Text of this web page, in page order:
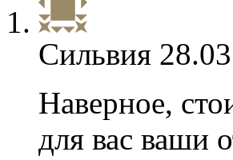
Сильвия
Наверное,
для вас ваши